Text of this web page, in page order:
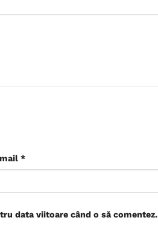
*
data viitoare când o să comentez.